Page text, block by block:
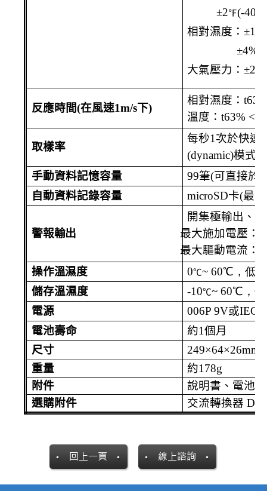
±2℉(-40
相對濕度：±
±
大氣壓力：±
反應時間(在風速1m/s下)
相對濕度： t
溫度： t63% <
取樣率
每秒1 次於快速
(dynamic)模式下
手動資料記憶容量
99筆(可直接於
自動資料記錄容量
microSD卡(最
警報輸出
開集極輸出、
最大施加電壓：
最大驅動電流：
操作溫濕度
0℃~ 60℃ ，低於
儲存溫濕度
-10℃~ 60℃ ，
電源
006P 9V或
電池壽命
約1個月
尺寸
249×64×26mm
重量
約178g
附件
說明書、電池
選購附件
交流轉換器